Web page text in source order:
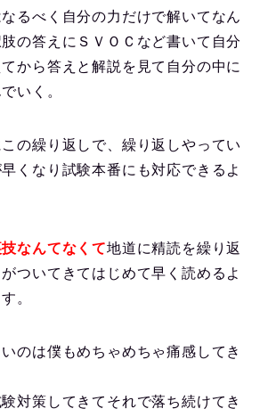
るべく自分の力だけで解いてなん
の答えにＳＶＯＣなど書いて自分
から答えと解説を見て自分の中に
いく。
の繰り返しで、繰り返しやってい
くなり試験本番にも対応できるよ
なんてなくて地道に精読を繰り返
ついてきてはじめて早く読めるよ
。
のは僕もめちゃめちゃ痛感してき
対策してきてそれで落ち続けてき